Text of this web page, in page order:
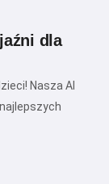
dla
Nasza AI